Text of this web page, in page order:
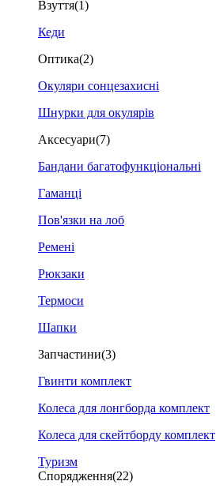
Взуття(1)
Кеди
Оптика(2)
Окуляри сонцезахисні
Шнурки для окулярів
Аксесуари(7)
Бандани багатофункціональні
Гаманці
Пов'язки на лоб
Ремені
Рюкзаки
Термоси
Шапки
Запчастини(3)
Гвинти комплект
Колеса для лонгборда комплект
Колеса для скейтборду комплект
Туризм
Спорядження(22)